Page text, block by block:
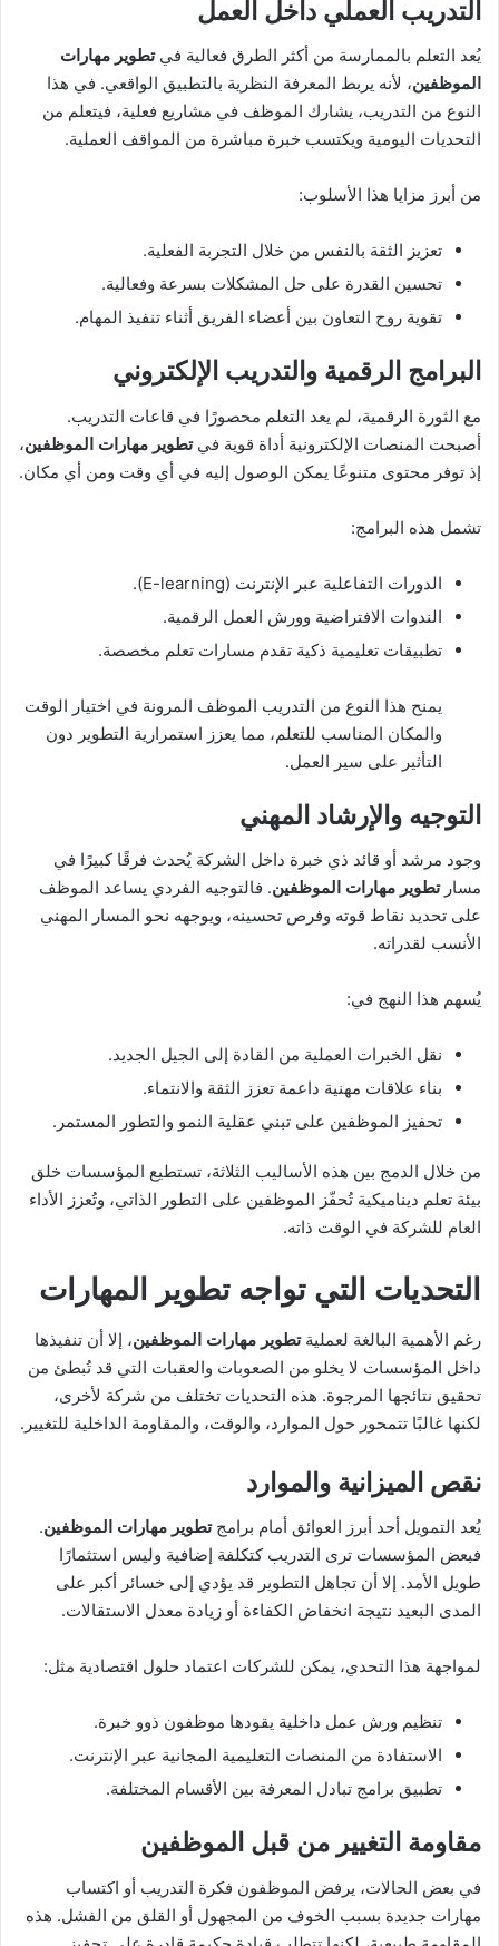
التدريب العملي داخل العمل
يُعد التعلم بالممارسة من أكثر الطرق فعالية فيتطوير مهارات
الموظفين، لأنه يربط المعرفة النظرية بالتطبيق الواقعي. في هذا
النوع من التدريب، يشارك الموظف في مشاريع فعلية، فيتعلم من
التحديات اليومية ويكتسب خبرة مباشرة من المواقف العملية.
من أبرز مزايا هذا الأسلوب:
تعزيز الثقة بالنفس من خلال التجربة الفعلية.
تحسين القدرة على حل المشكلات بسرعة وفعالية.
تقوية روح التعاون بين أعضاء الفريق أثناء تنفيذ المهام.
البرامج الرقمية والتدريب الإلكتروني
مع الثورة الرقمية، لم يعد التعلم محصورًا في قاعات التدريب.
أصبحت المنصات الإلكترونية أداة قوية فيتطوير مهارات الموظفين،
إذ توفر محتوى متنوعًا يمكن الوصول إليه في أي وقت ومن أي مكان.
تشمل هذه البرامج:
الدورات التفاعلية عبر الإنترنت (E-learning).
الندوات الافتراضية وورش العمل الرقمية.
تطبيقات تعليمية ذكية تقدم مسارات تعلم مخصصة.
يمنح هذا النوع من التدريب الموظف المرونة في اختيار الوقت
والمكان المناسب للتعلم، مما يعزز استمرارية التطوير دون
التأثير على سير العمل.
التوجيه والإرشاد المهني
وجود مرشد أو قائد ذي خبرة داخل الشركة يُحدث فرقًا كبيرًا في
مسارتطوير مهارات الموظفين. فالتوجيه الفردي يساعد الموظف
على تحديد نقاط قوته وفرص تحسينه، ويوجهه نحو المسار المهني
الأنسب لقدراته.
يُسهم هذا النهج في:
نقل الخبرات العملية من القادة إلى الجيل الجديد.
بناء علاقات مهنية داعمة تعزز الثقة والانتماء.
تحفيز الموظفين على تبني عقلية النمو والتطور المستمر.
من خلال الدمج بين هذه الأساليب الثلاثة، تستطيع المؤسسات خلق
بيئة تعلم ديناميكية تُحفّز الموظفين على التطور الذاتي، وتُعزز الأداء
العام للشركة في الوقت ذاته.
التحديات التي تواجه تطوير المهارات
رغم الأهمية البالغة لعمليةتطوير مهارات الموظفين، إلا أن تنفيذها
داخل المؤسسات لا يخلو من الصعوبات والعقبات التي قد تُبطئ من
تحقيق نتائجها المرجوة. هذه التحديات تختلف من شركة لأخرى،
لكنها غالبًا تتمحور حول الموارد، والوقت، والمقاومة الداخلية للتغيير.
نقص الميزانية والموارد
يُعد التمويل أحد أبرز العوائق أمام برامجتطوير مهارات الموظفين.
فبعض المؤسسات ترى التدريب كتكلفة إضافية وليس استثمارًا
طويل الأمد. إلا أن تجاهل التطوير قد يؤدي إلى خسائر أكبر على
المدى البعيد نتيجة انخفاض الكفاءة أو زيادة معدل الاستقالات.
لمواجهة هذا التحدي، يمكن للشركات اعتماد حلول اقتصادية مثل:
تنظيم ورش عمل داخلية يقودها موظفون ذوو خبرة.
الاستفادة من المنصات التعليمية المجانية عبر الإنترنت.
تطبيق برامج تبادل المعرفة بين الأقسام المختلفة.
مقاومة التغيير من قبل الموظفين
في بعض الحالات، يرفض الموظفون فكرة التدريب أو اكتساب
مهارات جديدة بسبب الخوف من المجهول أو القلق من الفشل. هذه